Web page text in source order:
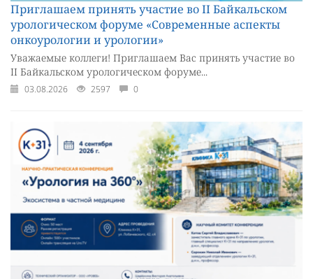
Приглашаем принять участие во II Байкальском
урологическом форуме «Современные аспекты
онкоурологии и урологии»
Уважаемые коллеги! Приглашаем Вас принять участие во
II Байкальском урологическом форуме...
03.08.2026 2597 0